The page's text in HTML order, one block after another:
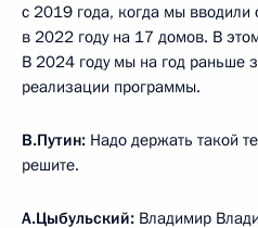
с 2019 года, когда мы
в 2022 году на 17 домов. В
В 2024 году мы на год раньше
реализации программы.
В.Путин: Надо держать такой
решите.
А.Цыбульский: Владимир